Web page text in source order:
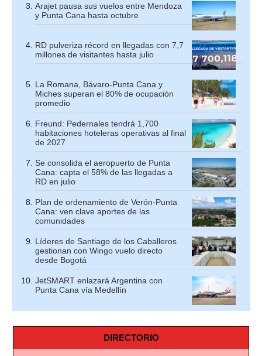
Arajet pausa sus vuelos entre Mendoza
y Punta Cana hasta octubre
RD pulveriza récord en llegadas con 7,7
millones de visitantes hasta julio
La Romana, Bávaro-Punta Cana y
Miches superan el 80% de ocupación
promedio
Freund: Pedernales tendrá 1,700
habitaciones hoteleras operativas al final
de 2027
Se consolida el aeropuerto de Punta
Cana: capta el 58% de las llegadas a
RD en julio
Plan de ordenamiento de Verón-Punta
Cana: ven clave aportes de las
comunidades
Líderes de Santiago de los Caballeros
gestionan con Wingo vuelo directo
desde Bogotá
JetSMART enlazará Argentina con
Punta Cana vía Medellín
DIRECTORIO